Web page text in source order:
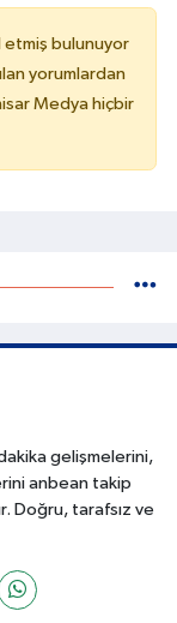
etmiş bulunuyor
yorumlardan
Medya hiçbir
gelişmelerini,
anbean takip
Doğru, tarafsız ve